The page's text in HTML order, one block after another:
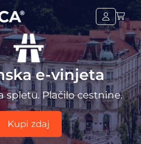
e-vinjeta
spletu. Plačilo cestnine.
Kupi zdaj